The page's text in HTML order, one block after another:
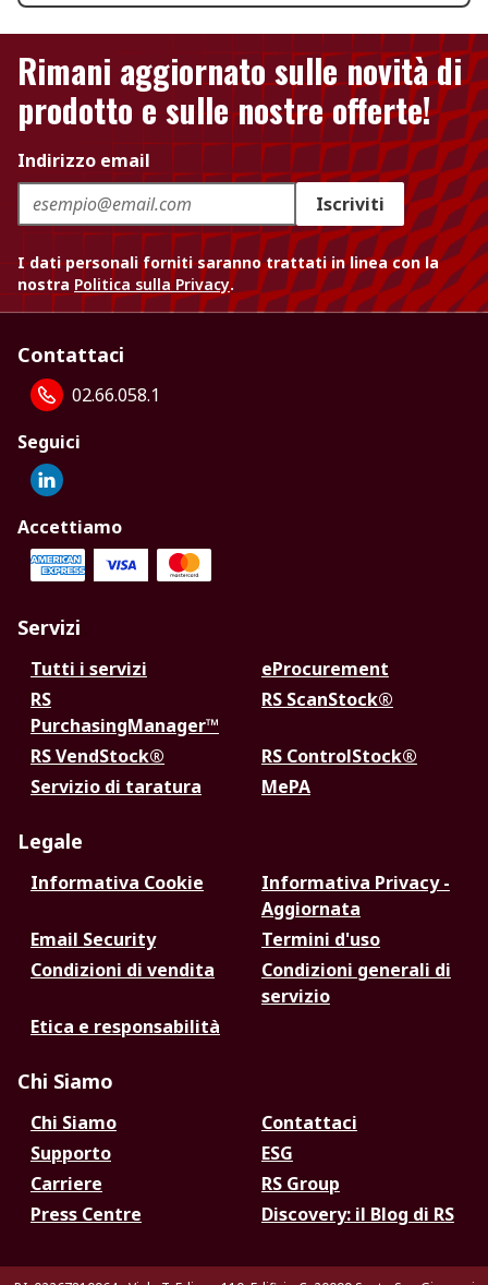
Rimani aggiornato sulle novità di
prodotto e sulle nostre offerte!
Indirizzo email
Iscriviti
I dati personali forniti saranno trattati in linea con la
nostra Politica sulla Privacy.
Contattaci
02.66.058.1
Seguici
Accettiamo
Servizi
Tutti i servizi
eProcurement
RS
PurchasingManager™
RS ScanStock®
RS VendStock®
RS ControlStock®
Servizio di taratura
MePA
Legale
Informativa Cookie
Informativa Privacy -
Aggiornata
Email Security
Termini d'uso
Condizioni di vendita
Condizioni generali di
servizio
Etica e responsabilità
Chi Siamo
Chi Siamo
Contattaci
Supporto
ESG
Carriere
RS Group
Press Centre
Discovery: il Blog di RS